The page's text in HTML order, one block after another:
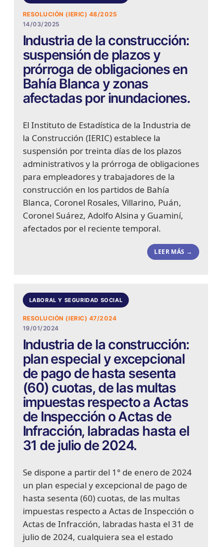
RESOLUCIÓN (IERIC) 48/2025
14/03/2025
Industria de la construcción:
suspensión de plazos y
prórroga de obligaciones en
Bahía Blanca y zonas
afectadas por inundaciones.
El Instituto de Estadística de la Industria de
la Construcción (IERIC) establece la
suspensión por treinta días de los plazos
administrativos y la prórroga de obligaciones
para empleadores y trabajadores de la
construcción en los partidos de Bahía
Blanca, Coronel Rosales, Villarino, Puán,
Coronel Suárez, Adolfo Alsina y Guaminí,
afectados por el reciente temporal.
LEER MÁS →
LABORAL Y SEGURIDAD SOCIAL
RESOLUCIÓN (IERIC) 47/2024
19/01/2024
Industria de la construcción:
plan especial y excepcional
de pago de hasta sesenta
(60) cuotas, de las multas
impuestas respecto a Actas
de Inspección o Actas de
Infracción, labradas hasta el
31 de julio de 2024.
Se dispone a partir del 1° de enero de 2024
un plan especial y excepcional de pago de
hasta sesenta (60) cuotas, de las multas
impuestas respecto a Actas de Inspección o
Actas de Infracción, labradas hasta el 31 de
julio de 2024, cualquiera sea el estado